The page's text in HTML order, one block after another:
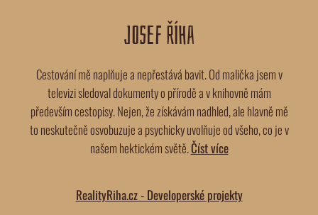
JOSEF ŘÍHA
Cestování mě naplňuje a nepřestává bavit. Od malička jsem v
televizi sledoval dokumenty o přírodě a v knihovně mám
především cestopisy. Nejen, že získávám nadhled, ale hlavně mě
to neskutečně osvobuzuje a psychicky uvolňuje od všeho, co je v
našem hektickém světě.Číst více
RealityRiha.cz - Developerské projekty